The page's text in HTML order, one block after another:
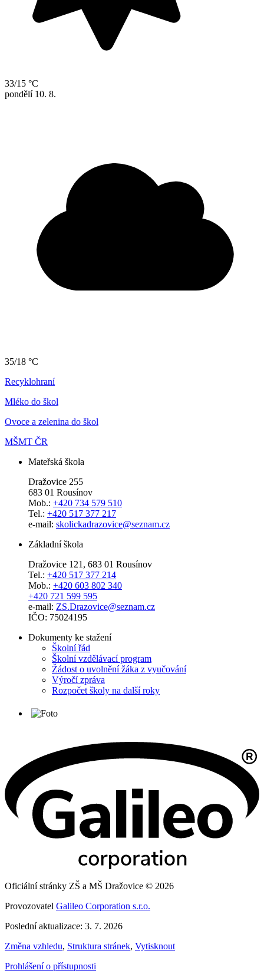
33/15 °C
pondělí 10. 8.
35/18 °C
Recyklohraní
Mléko do škol
Ovoce a zelenina do škol
MŠMT ČR
Mateřská škola
Dražovice 255
683 01 Rousínov
Mob.: +420 734 579 510
Tel.: +420 517 377 217
e-mail: skolickadrazovice@seznam.cz
Základní škola
Dražovice 121, 683 01 Rousínov
Tel.: +420 517 377 214
Mob.: +420 603 802 340
+420 721 599 595
e-mail: ZS.Drazovice@seznam.cz
IČO: 75024195
Dokumenty ke stažení
Školní řád
Školní vzdělávací program
Žádost o uvolnění žáka z vyučování
Výročí zpráva
Rozpočet školy na další roky
Oficiální stránky ZŠ a MŠ Dražovice © 2026
Provozovatel Galileo Corporation s.r.o.
Poslední aktualizace: 3. 7. 2026
Změna vzhledu, Struktura stránek, Vytisknout
Prohlášení o přístupnosti